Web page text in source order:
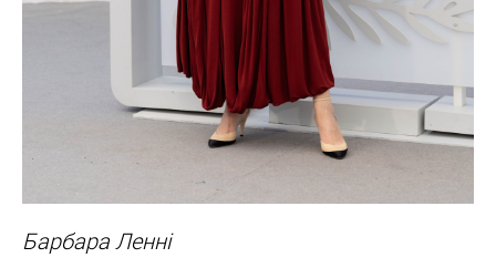
Барбара Ленні